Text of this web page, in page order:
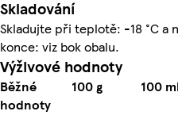
Skladování
Skladujte při teplotě: -18 °C a
konce: viz bok obalu.
Výživové hodnoty
Běžné
hodnoty
100 g 100